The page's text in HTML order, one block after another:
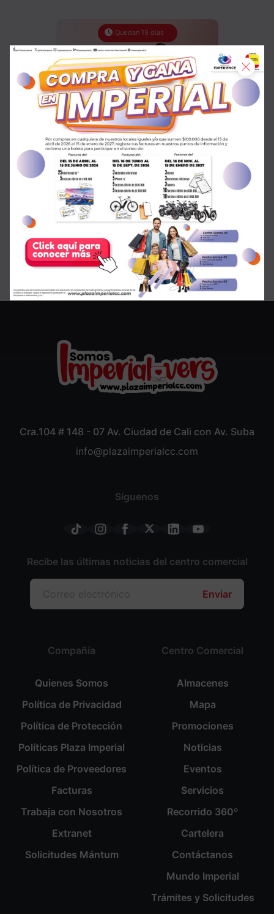
Quedan 19 días
¡SALE en GMO!
Cra.104 # 148 - 07 Av. Ciudad de Cali con Av. Suba
info@plazaimperialcc.com
Compañía
Quienes Somos
Política de Privacidad
Política de Protección
Políticas Plaza Imperial
Política de Proveedores
Facturas
Trabaja con Nosotros
Extranet
Solicitudes Mántum
Centro Comercial
Almacenes
Mapa
Promociones
Noticias
Eventos
Servicios
Recorrido 360º
Cartelera
Contáctanos
Mundo Imperial
Trámites y Solicitudes
Síguenos
Recibe las últimas noticias del centro comercial
Enviar